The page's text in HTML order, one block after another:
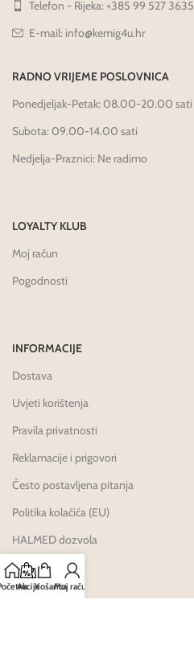
Telefon - Rijeka: +385 99 527 3635
E-mail: info@kemig4u.hr
RADNO VRIJEME POSLOVNICA
Ponedjeljak-Petak: 08.00-20.00 sati
Subota: 09.00-14.00 sati
Nedjelja-Praznici: Ne radimo
LOYALTY KLUB
Moj račun
Pogodnosti
INFORMACIJE
Dostava
Uvjeti korištenja
Pravila privatnosti
Reklamacije i prigovori
Često postavljena pitanja
Politika kolačića (EU)
HALMED dozvola
Karijere
AkcijeKošaricaMoj račun